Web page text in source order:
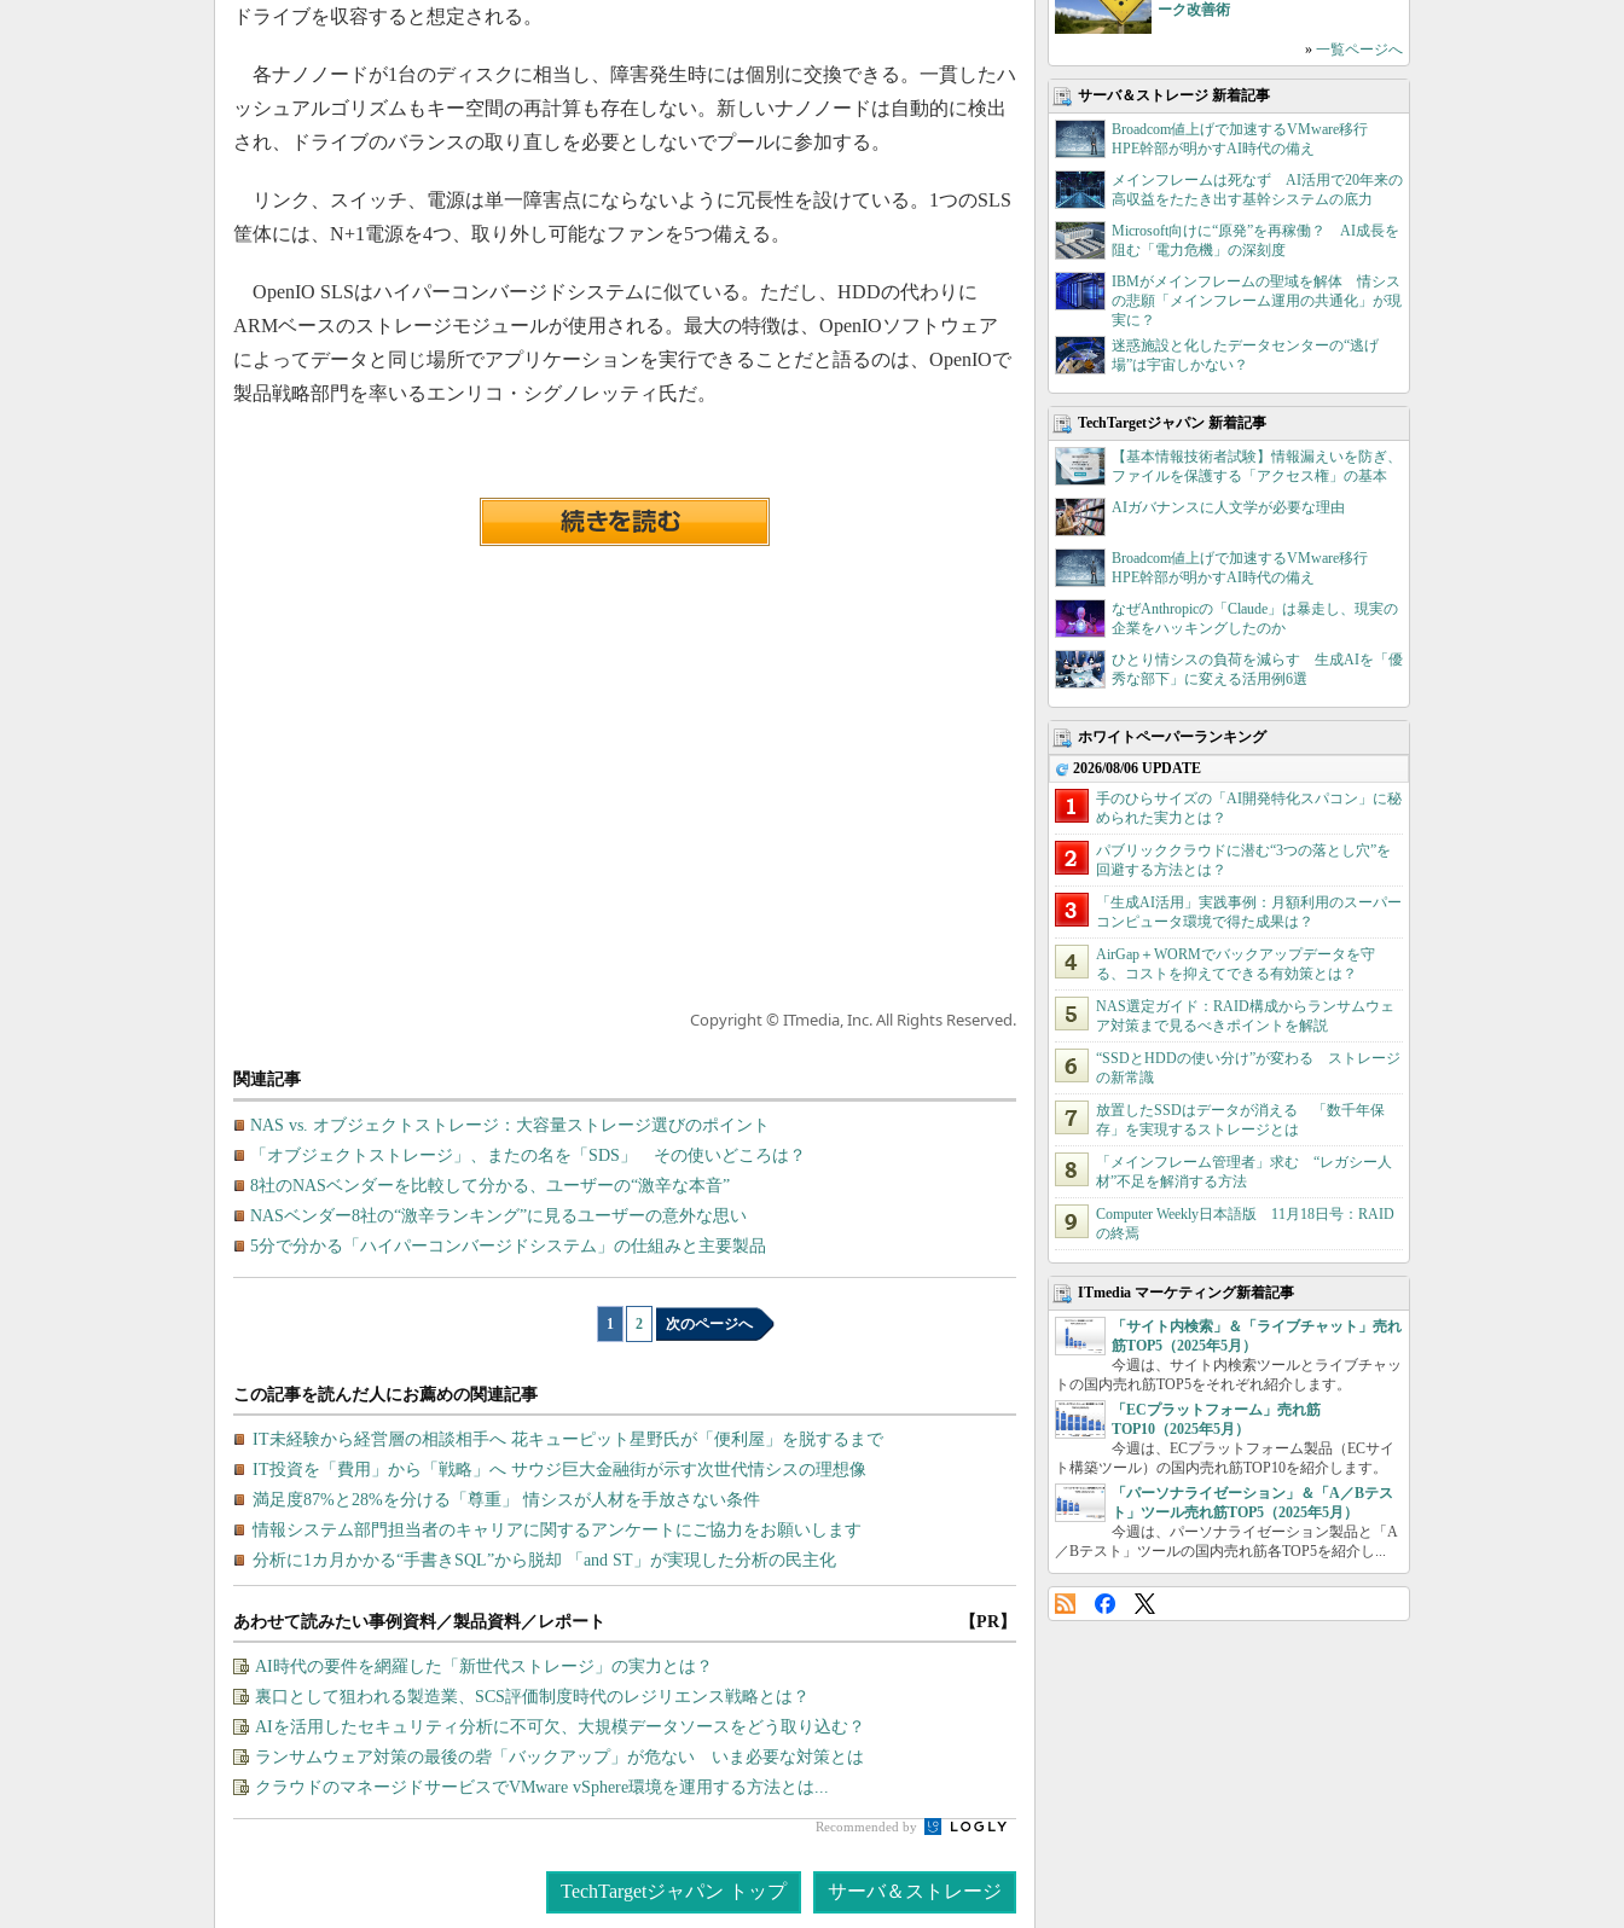
ドライブを収容すると想定される。
各ナノノードが1台のディスクに相当し、障害発生時には個別に交換できる。一貫したハ
ッシュアルゴリズムもキー空間の再計算も存在しない。新しいナノノードは自動的に検出
され、ドライブのバランスの取り直しを必要としないでプールに参加する。
リンク、スイッチ、電源は単一障害点にならないように冗長性を設けている。1つのSLS
筐体には、N+1電源を4つ、取り外し可能なファンを5つ備える。
OpenIO SLSはハイパーコンバージドシステムに似ている。ただし、HDDの代わりに
ARMベースのストレージモジュールが使用される。最大の特徴は、OpenIOソフトウェア
によってデータと同じ場所でアプリケーションを実行できることだと語るのは、OpenIOで
製品戦略部門を率いるエンリコ・シグノレッティ氏だ。
Copyright © ITmedia, Inc. All Rights Reserved.
関連記事
NAS vs. オブジェクトストレージ：大容量ストレージ選びのポイント
「オブジェクトストレージ」、またの名を「SDS」 その使いどころは？
8社のNASベンダーを比較して分かる、ユーザーの“激辛な本音”
NASベンダー8社の“激辛ランキング”に見るユーザーの意外な思い
5分で分かる「ハイパーコンバージドシステム」の仕組みと主要製品
1 2 次のページへ
あわせて読みたい事例資料／製品資料／レポート 【PR】
AI時代の要件を網羅した「新世代ストレージ」の実力とは？
裏口として狙われる製造業、SCS評価制度時代のレジリエンス戦略とは？
AIを活用したセキュリティ分析に不可欠、大規模データソースをどう取り込む？
ランサムウェア対策の最後の砦「バックアップ」が危ない いま必要な対策とは
クラウドのマネージドサービスでVMware vSphere環境を運用する方法とは...
Recommended by
TechTargetジャパン トップ サーバ＆ストレージ
ーク改善術
» 一覧ページへ
サーバ＆ストレージ 新着記事
Broadcom値上げで加速するVMware移行
HPE幹部が明かすAI時代の備え
メインフレームは死なず AI活用で20年来の
高収益をたたき出す基幹システムの底力
Microsoft向けに“原発”を再稼働？ AI成長を
阻む「電力危機」の深刻度
IBMがメインフレームの聖域を解体 情シス
の悲願「メインフレーム運用の共通化」が現
実に？
迷惑施設と化したデータセンターの“逃げ
場”は宇宙しかない？
TechTargetジャパン 新着記事
【基本情報技術者試験】情報漏えいを防ぎ、
ファイルを保護する「アクセス権」の基本
AIガバナンスに人文学が必要な理由
Broadcom値上げで加速するVMware移行
HPE幹部が明かすAI時代の備え
なぜAnthropicの「Claude」は暴走し、現実の
企業をハッキングしたのか
ひとり情シスの負荷を減らす 生成AIを「優
秀な部下」に変える活用例6選
ホワイトペーパーランキング
2026/08/06 UPDATE
手のひらサイズの「AI開発特化スパコン」に秘
められた実力とは？
パブリッククラウドに潜む“3つの落とし穴”を
回避する方法とは？
「生成AI活用」実践事例：月額利用のスーパー
コンピュータ環境で得た成果は？
AirGap＋WORMでバックアップデータを守
る、コストを抑えてできる有効策とは？
NAS選定ガイド：RAID構成からランサムウェ
ア対策まで見るべきポイントを解説
“SSDとHDDの使い分け”が変わる ストレージ
の新常識
放置したSSDはデータが消える 「数千年保
存」を実現するストレージとは
「メインフレーム管理者」求む “レガシー人
材”不足を解消する方法
Computer Weekly日本語版 11月18日号：RAID
の終焉
ITmedia マーケティング新着記事
「サイト内検索」＆「ライブチャット」売れ
筋TOP5（2025年5月）
今週は、サイト内検索ツールとライブチャッ
トの国内売れ筋TOP5をそれぞれ紹介します。
「ECプラットフォーム」売れ筋
TOP10（2025年5月）
今週は、ECプラットフォーム製品（ECサイ
ト構築ツール）の国内売れ筋TOP10を紹介します。
「パーソナライゼーション」＆「A／Bテス
ト」ツール売れ筋TOP5（2025年5月）
今週は、パーソナライゼーション製品と「A
／Bテスト」ツールの国内売れ筋各TOP5を紹介し...